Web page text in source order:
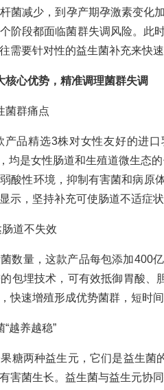
菌减少，到孕产期孕激素变化
阶段都面临菌群失调风险。此
需要针对性的益生菌补充来快速
心优势，精准调理菌群失调
菌群痛点
产品精选3株对女性友好的进
是女性肠道和生殖道微生态
酸性环境，抑制有害菌和病原
示，坚持补充可使肠道不适症
道不失效
数量，这款产品每包添加400
包埋技术，可有效抵御胃酸、
快速增殖形成优势菌群，短时
越养越稳”
糖两种益生元，它们是益生菌
害菌生长。益生菌与益生元协